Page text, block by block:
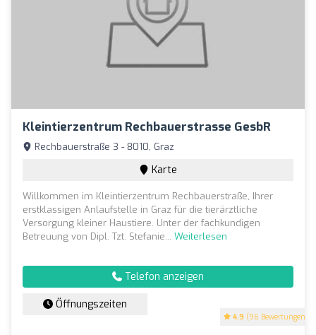
Kleintierzentrum Rechbauerstrasse GesbR
4.9 (96 Bewertungen)
Rechbauerstraße 3 - 8010, Graz
Karte
Willkommen im Kleintierzentrum Rechbauerstraße, Ihrer
erstklassigen Anlaufstelle in Graz für die tierärztliche
Versorgung kleiner Haustiere. Unter der fachkundigen
Betreuung von Dipl. Tzt. Stefanie... Weiterlesen
Telefon anzeigen
Öffnungszeiten